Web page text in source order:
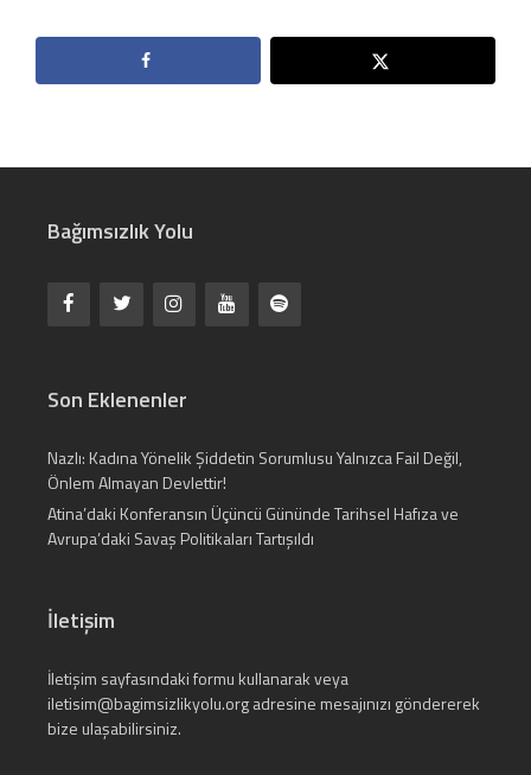
Bağımsızlık Yolu
Son Eklenenler
Nazlı: Kadına Yönelik Şiddetin Sorumlusu Yalnızca Fail Değil,
Önlem Almayan Devlettir!
Atina’daki Konferansın Üçüncü Gününde Tarihsel Hafıza ve
Avrupa’daki Savaş Politikaları Tartışıldı
İletişim
İletişim sayfasındaki formu kullanarak veya
iletisim@bagimsizlikyolu.orgadresine mesajınızı göndererek
bize ulaşabilirsiniz.